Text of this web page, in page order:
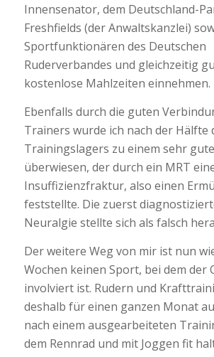
Innensenator, dem Deutschland-
Freshfields (der Anwaltskanzlei)
Sportfunktionären des Deutschen
Ruderverbandes und gleichzeitig
kostenlose Mahlzeiten einnehmen.
Ebenfalls durch die guten
Trainers wurde ich nach der Hälfte
Trainingslagers zu einem sehr
überwiesen, der durch ein MRT
Insuffizienzfraktur, also einen
feststellte. Die zuerst
Neuralgie stellte sich als falsch
Der weitere Weg von mir ist nun
Wochen keinen Sport, bei dem der
involviert ist. Rudern und
deshalb für einen ganzen Monat
nach einem ausgearbeiteten
dem Rennrad und mit Joggen fit